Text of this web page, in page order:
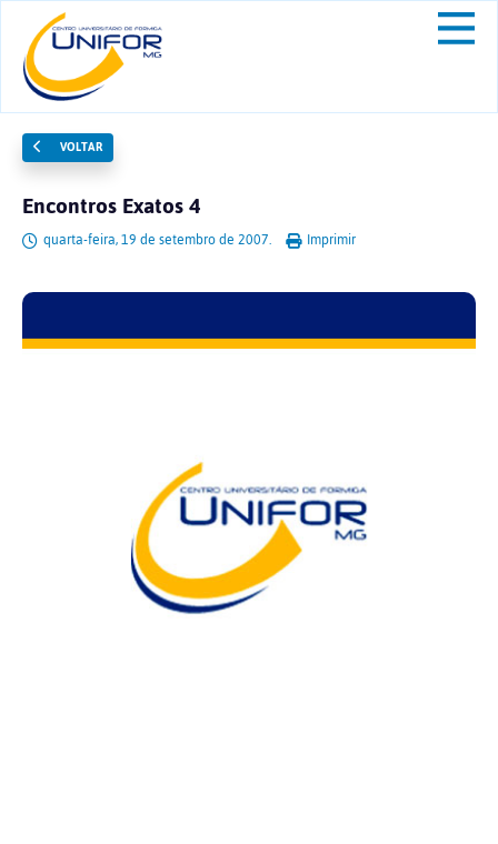
VOLTAR
Encontros Exatos 4
quarta-feira, 19 de setembro de 2007. Imprimir